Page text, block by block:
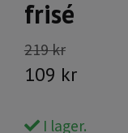
frisé
219 kr
109 kr
I lager.